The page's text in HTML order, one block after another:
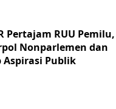
Pertajam RUU Pemilu,
Nonparlemen dan
Aspirasi Publik